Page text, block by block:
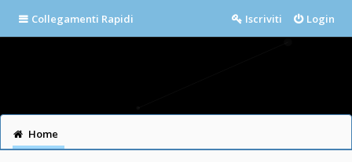
Collegamenti Rapidi Login
Iscriviti
Home